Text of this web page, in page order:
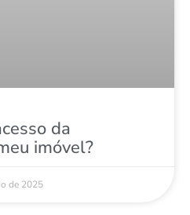
da
imóvel?
de 2025